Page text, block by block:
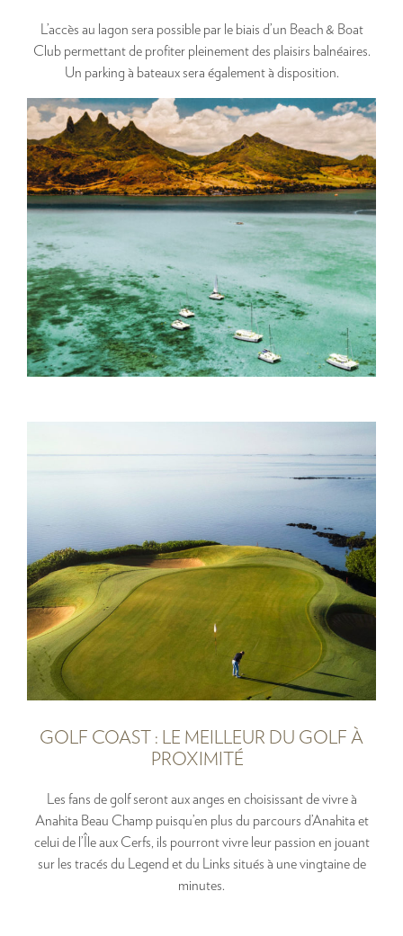
L’accès au lagon sera possible par le biais d’un Beach & Boat
Club permettant de profiter pleinement des plaisirs balnéaires.
Un parking à bateaux sera également à disposition.
GOLF COAST : LE MEILLEUR DU GOLF À
PROXIMITÉ
Les fans de golf seront aux anges en choisissant de vivre à
Anahita Beau Champ puisqu’en plus du parcours d’Anahita et
celui de l’Île aux Cerfs, ils pourront vivre leur passion en jouant
sur les tracés du Legend et du Links situés à une vingtaine de
minutes.